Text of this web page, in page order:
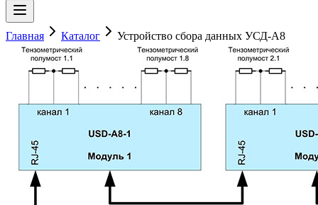
Главная Каталог Устройство сбора данных УСД-А8